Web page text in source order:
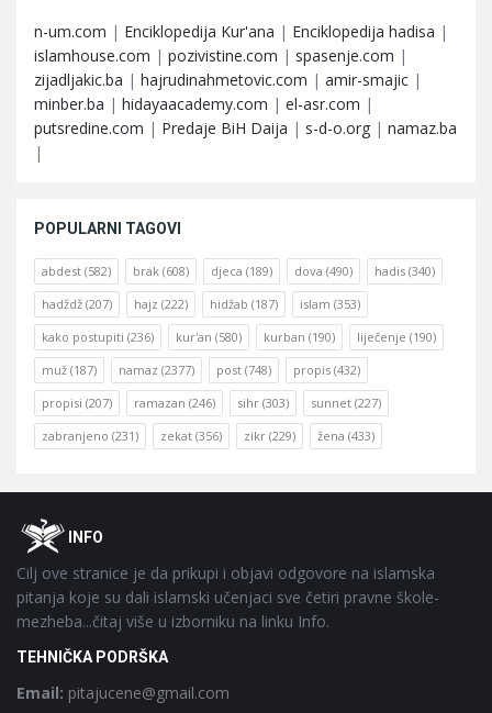
n-um.com | Enciklopedija Kur'ana | Enciklopedija hadisa |
islamhouse.com | pozivistine.com | spasenje.com |
zijadljakic.ba | hajrudinahmetovic.com | amir-smajic |
minber.ba | hidayaacademy.com | el-asr.com |
putsredine.com | Predaje BiH Daija | s-d-o.org | namaz.ba
|
POPULARNI TAGOVI
abdest (582) brak (608) djeca (189) dova (490) hadis (340)
hadždž (207) hajz (222) hidžab (187) islam (353)
kako postupiti (236) kur'an (580) kurban (190) liječenje (190)
muž (187) namaz (2377) post (748) propis (432)
propisi (207) ramazan (246) sihr (303) sunnet (227)
zabranjeno (231) zekat (356) zikr (229) žena (433)
FooterOINFO
Cilj ove stranice je da prikupi i objavi odgovore na islamska
pitanja koje su dali islamski učenjaci sve četiri pravne škole-
mezheba...čitaj više u izborniku na linku Info.
TEHNIČKA PODRŠKA
Email: pitajucene@gmail.com